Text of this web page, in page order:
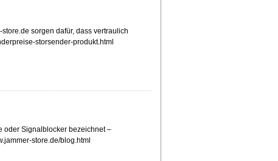
sorgen dafür, dass vertraulich
storsender-produkt.html
oder Signalblocker bezeichnet –
store.de/blog.html